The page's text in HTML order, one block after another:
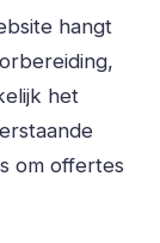
hangt
het
om offertes